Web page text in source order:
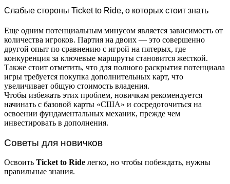
Слабые стороны Ticket to Ride, о которых стоит знать
Еще одним потенциальным минусом является зависимость от
количества игроков. Партия на двоих — это совершенно
другой опыт по сравнению с игрой на пятерых, где
конкуренция за ключевые маршруты становится жесткой.
Также стоит отметить, что для полного раскрытия потенциала
игры требуется покупка дополнительных карт, что
увеличивает общую стоимость владения.
Чтобы избежать этих проблем, новичкам рекомендуется
начинать с базовой карты «США» и сосредоточиться на
освоении фундаментальных механик, прежде чем
инвестировать в дополнения.
Советы для новичков
Освоить Ticket to Ride легко, но чтобы побеждать, нужны
правильные знания.